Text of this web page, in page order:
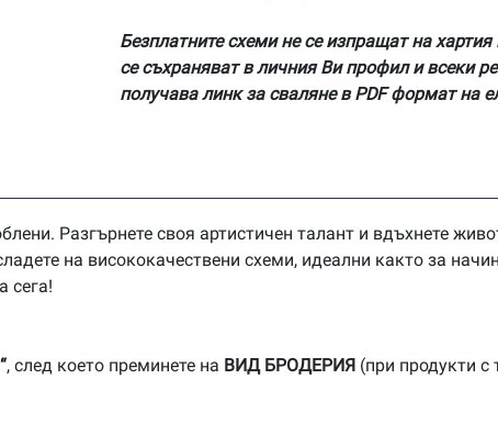
Безплатните схеми не се изпращат на
се съхраняват в личния Ви профил и всеки
получава линк за сваляне в PDF формат на
Разгърнете своя артистичен талант и вдъхнете
на висококачествени схеми, идеални както за
сега!
, след което преминете на ВИД БРОДЕРИЯ (при продукти